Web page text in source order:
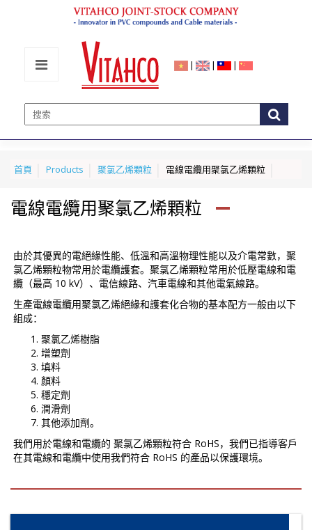
| | |
首頁 Products 聚氯乙烯顆粒 電線電纜用聚氯乙烯顆粒
電線電纜用聚氯乙烯顆粒
由於其優異的電絕緣性能、低溫和高溫物理性能以及介電常數，聚
氯乙烯顆粒物常用於電纜護套。聚氯乙烯顆粒常用於低壓電線和電
纜（最高 10 kV）、電信線路、汽車電線和其他電氣線路。
生產電線電纜用聚氯乙烯絕緣和護套化合物的基本配方一般由以下
組成：
聚氯乙烯樹脂
增塑劑
填料
顏料
穩定劑
潤滑劑
其他添加劑。
我們用於電線和電纜的 聚氯乙烯顆粒符合 RoHS，我們已指導客戶
在其電線和電纜中使用我們符合 RoHS 的產品以保護環境。